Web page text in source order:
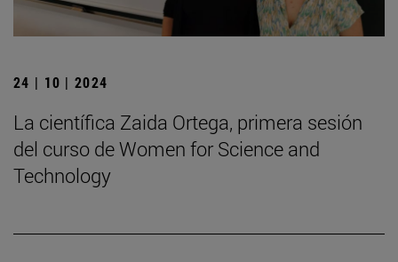
24 | 10 | 2024
La científica Zaida Ortega, primera sesión
del curso de Women for Science and
Technology